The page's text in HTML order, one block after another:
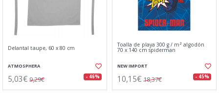
Delantal taupe, 60 x 80 cm
ATMOSPHERA
5,03€ 9,29€ - 46%
Toalla de playa 300 g / m² algodón
70 x 140 cm spiderman
NEW IMPORT
10,15€ 18,37€ - 45%